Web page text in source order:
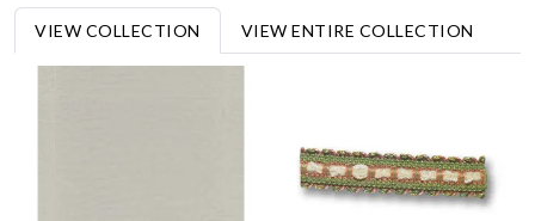
VIEW COLLECTION VIEW ENTIRE COLLECTION